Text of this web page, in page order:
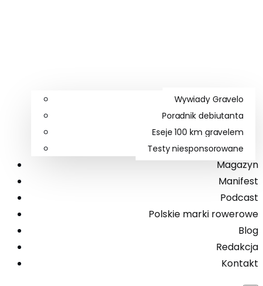
Wywiady Gravelo
Poradnik debiutanta
Eseje 100 km gravelem
Testy niesponsorowane
Magazyn
Manifest
Podcast
Polskie marki rowerowe
Blog
Redakcja
Kontakt